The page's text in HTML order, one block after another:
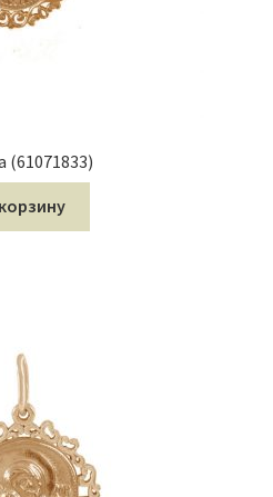
(61071833)